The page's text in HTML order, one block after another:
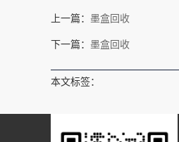
上一篇： 墨盒回收
下一篇： 墨盒回收
本文标签：